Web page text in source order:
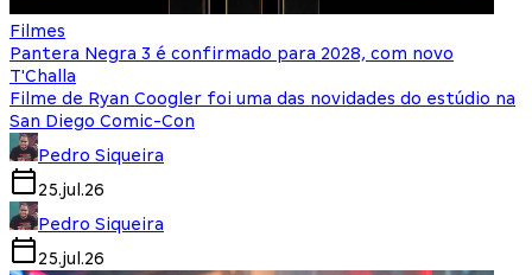
Filmes
Pantera Negra 3 é confirmado para 2028, com novo
T'Challa
Filme de Ryan Coogler foi uma das novidades do estúdio na
San Diego Comic-Con
Pedro Siqueira
25.jul.26
Pedro Siqueira
25.jul.26